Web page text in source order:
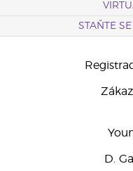
STAŇTE
D.